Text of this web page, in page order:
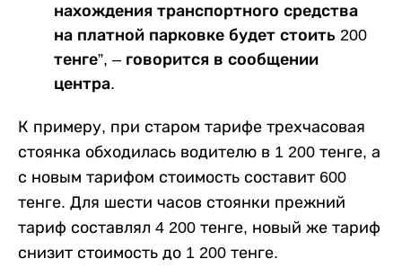
нахождения транспортного средства
на платной парковке будет стоить 200
тенге”, – говорится в сообщении
центра.
К примеру, при старом тарифе трехчасовая
стоянка обходилась водителю в 1 200 тенге, а
с новым тарифом стоимость составит 600
тенге. Для шести часов стоянки прежний
тариф составлял 4 200 тенге, новый же тариф
снизит стоимость до 1 200 тенге.